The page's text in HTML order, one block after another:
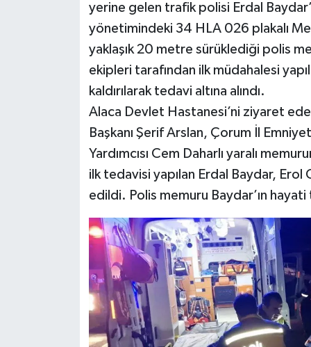
yerine gelen trafik polisi Erdal
yönetimindeki 34 HLA 026 plakalı
yaklaşık 20 metre sürüklediği polis
ekipleri tarafından ilk müdahalesi
kaldırılarak tedavi altına alındı.
Alaca Devlet Hastanesi’ni ziyaret
Başkanı Şerif Arslan, Çorum İl
Yardımcısı Cem Daharlı yaralı
ilk tedavisi yapılan Erdal Baydar,
edildi. Polis memuru Baydar’ın